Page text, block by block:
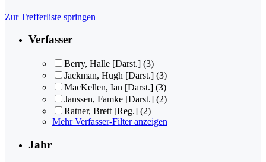
Zur Trefferliste springen
Verfasser
Berry, Halle [Darst.] (3)
Jackman, Hugh [Darst.] (3)
MacKellen, Ian [Darst.] (3)
Janssen, Famke [Darst.] (2)
Ratner, Brett [Reg.] (2)
Mehr Verfasser-Filter anzeigen
Jahr